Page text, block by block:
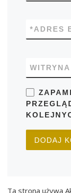
ADRES
*
Ta strona używa